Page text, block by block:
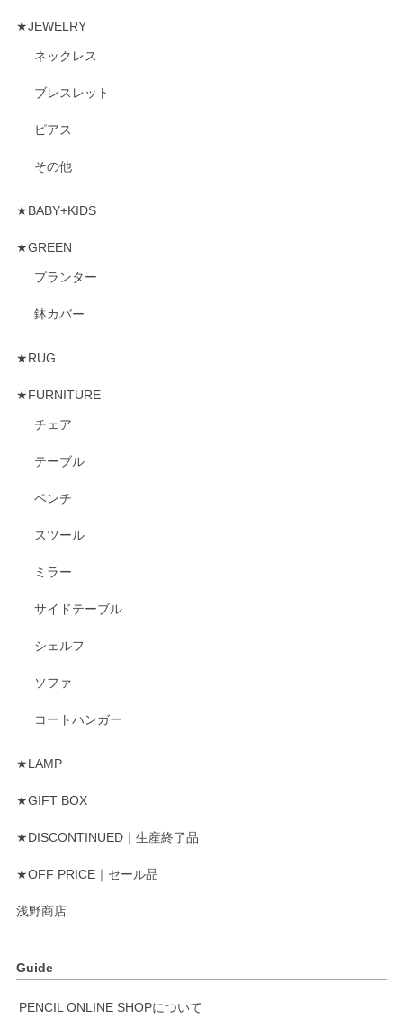
★JEWELRY
ネックレス
ブレスレット
ピアス
その他
★BABY+KIDS
★GREEN
プランター
鉢カバー
★RUG
★FURNITURE
チェア
テーブル
ベンチ
スツール
ミラー
サイドテーブル
シェルフ
ソファ
コートハンガー
★LAMP
★GIFT BOX
★DISCONTINUED｜生産終了品
★OFF PRICE｜セール品
浅野商店
Guide
PENCIL ONLINE SHOPについて